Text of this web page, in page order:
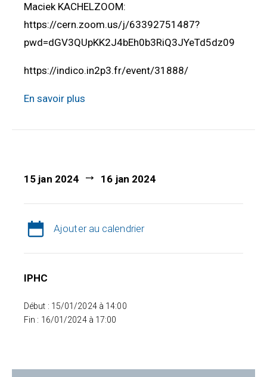
Maciek KACHELZOOM:
https://cern.zoom.us/j/63392751487?
pwd=dGV3QUpKK2J4bEh0b3RiQ3JYeTd5dz09
https://indico.in2p3.fr/event/31888/
En savoir plus
15 jan 2024 16 jan 2024
Ajouter au calendrier
IPHC
Début : 15/01/2024 à 14:00
Fin : 16/01/2024 à 17:00